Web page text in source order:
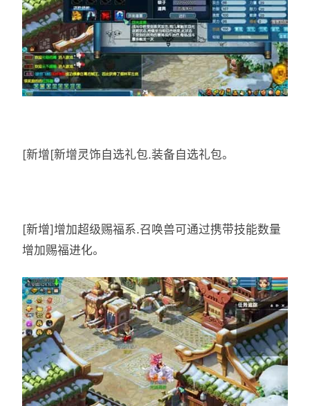
[新增[新增灵饰自选礼包.装备自选礼包。
[新增]增加超级赐福系.召唤兽可通过携带技能数量
增加赐福进化。